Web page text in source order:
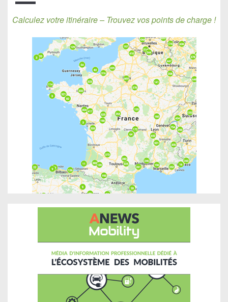
Calculez votre itinéraire – Trouvez vos points de charge !